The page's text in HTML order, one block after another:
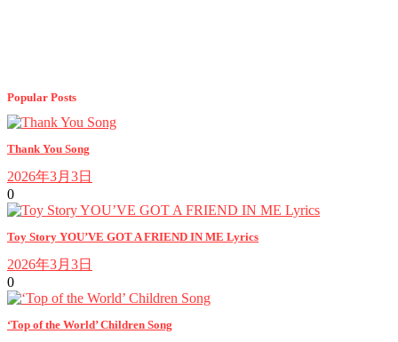
Popular Posts
Thank You Song
2026年3月3日
0
Toy Story YOU’VE GOT A FRIEND IN ME Lyrics
2026年3月3日
0
‘Top of the World’ Children Song